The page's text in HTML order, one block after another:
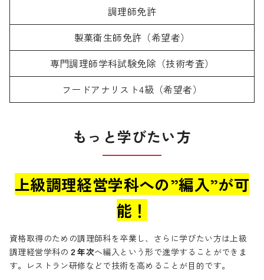
調理師免許
製菓衛生師免許（希望者）
専門調理師学科試験免除（技術考査）
フードアナリスト4級（希望者）
もっと学びたい方
上級調理経営学科への”編入”が可
能！
資格取得のための調理師科を卒業し、さらに学びたい方は上級
調理経営学科の ２年次へ編入という形で進学することができま
す。レストラン研修などで技術を高めることが目的です。